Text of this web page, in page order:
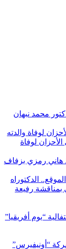
محمد نبهان
لوفاة والدته
لوفاة
هاني رمزي بزفاف
الدكتوراه
رفيعة
“يوم أفريقيا”
“أونيفيرس”